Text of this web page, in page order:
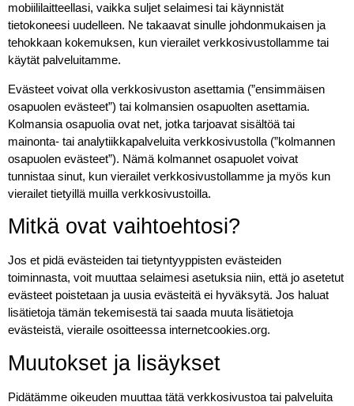
mobiililaitteellasi, vaikka suljet selaimesi tai käynnistät
tietokoneesi uudelleen. Ne takaavat sinulle johdonmukaisen ja
tehokkaan kokemuksen, kun vierailet verkkosivustollamme tai
käytät palveluitamme.
Evästeet voivat olla verkkosivuston asettamia (”ensimmäisen
osapuolen evästeet”) tai kolmansien osapuolten asettamia.
Kolmansia osapuolia ovat net, jotka tarjoavat sisältöä tai
mainonta- tai analytiikkapalveluita verkkosivustolla (”kolmannen
osapuolen evästeet”). Nämä kolmannet osapuolet voivat
tunnistaa sinut, kun vierailet verkkosivustollamme ja myös kun
vierailet tietyillä muilla verkkosivustoilla.
Mitkä ovat vaihtoehtosi?
Jos et pidä evästeiden tai tietyntyyppisten evästeiden
toiminnasta, voit muuttaa selaimesi asetuksia niin, että jo asetetut
evästeet poistetaan ja uusia evästeitä ei hyväksytä. Jos haluat
lisätietoja tämän tekemisestä tai saada muuta lisätietoja
evästeistä, vieraile osoitteessa internetcookies.org.
Muutokset ja lisäykset
Pidätämme oikeuden muuttaa tätä verkkosivustoa tai palveluita